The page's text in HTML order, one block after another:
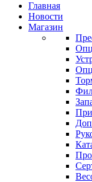
Главная
Новости
Магазин